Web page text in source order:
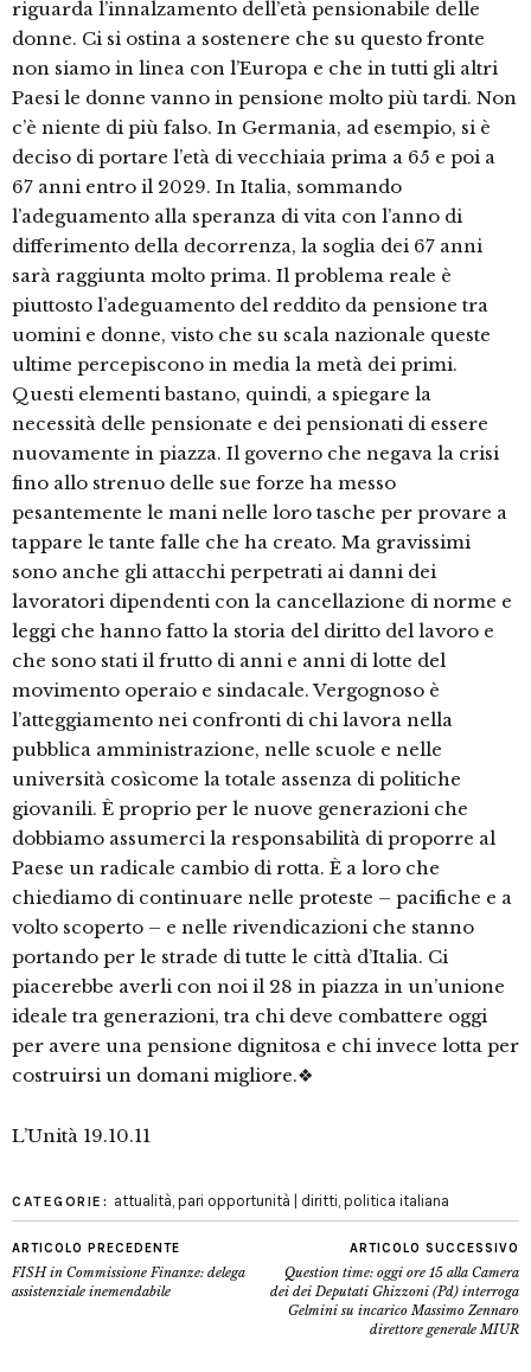
riguarda l’innalzamento dell’età pensionabile delle
donne. Ci si ostina a sostenere che su questo fronte
non siamo in linea con l’Europa e che in tutti gli altri
Paesi le donne vanno in pensione molto più tardi. Non
c’è niente di più falso. In Germania, ad esempio, si è
deciso di portare l’età di vecchiaia prima a 65 e poi a
67 anni entro il 2029. In Italia, sommando
l’adeguamento alla speranza di vita con l’anno di
differimento della decorrenza, la soglia dei 67 anni
sarà raggiunta molto prima. Il problema reale è
piuttosto l’adeguamento del reddito da pensione tra
uomini e donne, visto che su scala nazionale queste
ultime percepiscono in media la metà dei primi.
Questi elementi bastano, quindi, a spiegare la
necessità delle pensionate e dei pensionati di essere
nuovamente in piazza. Il governo che negava la crisi
fino allo strenuo delle sue forze ha messo
pesantemente le mani nelle loro tasche per provare a
tappare le tante falle che ha creato. Ma gravissimi
sono anche gli attacchi perpetrati ai danni dei
lavoratori dipendenti con la cancellazione di norme e
leggi che hanno fatto la storia del diritto del lavoro e
che sono stati il frutto di anni e anni di lotte del
movimento operaio e sindacale. Vergognoso è
l’atteggiamento nei confronti di chi lavora nella
pubblica amministrazione, nelle scuole e nelle
università cosìcome la totale assenza di politiche
giovanili. È proprio per le nuove generazioni che
dobbiamo assumerci la responsabilità di proporre al
Paese un radicale cambio di rotta. È a loro che
chiediamo di continuare nelle proteste – pacifiche e a
volto scoperto – e nelle rivendicazioni che stanno
portando per le strade di tutte le città d’Italia. Ci
piacerebbe averli con noi il 28 in piazza in un’unione
ideale tra generazioni, tra chi deve combattere oggi
per avere una pensione dignitosa e chi invece lotta per
costruirsi un domani migliore.❖
L’Unità 19.10.11
CATEGORIE: attualità, pari opportunità | diritti, politica italiana
ARTICOLO PRECEDENTE
FISH in Commissione Finanze: delega
assistenziale inemendabile
ARTICOLO SUCCESSIVO
Question time: oggi ore 15 alla Camera
dei dei Deputati Ghizzoni (Pd) interroga
Gelmini su incarico Massimo Zennaro
direttore generale MIUR